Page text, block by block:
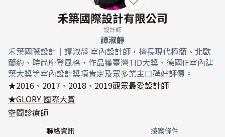
禾築國際設計有限公司
設計師
譚淑靜
禾築國際設計｜譚淑靜 室內設計師，擅長現代極簡、北歐
簡約、時尚摩登風格，作品獲臺灣TID大獎、德國IF室內建
築大獎等室內設計獎項肯定及眾多業主口碑好評價。
★2016、2017、2018、2019觀眾最愛設計師
★GLORY 國際大賞
空間診療師
聯絡資訊 接案條件